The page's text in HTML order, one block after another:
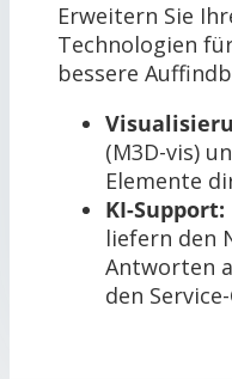
Erweitern Sie
Technologien
bessere
(M3D-vis)
Elemente
KI-Support:
liefern den
Antworten
den